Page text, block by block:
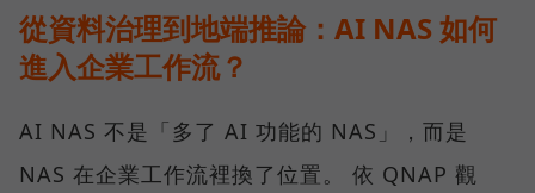
從資料治理到地端推論：AI NAS 如何
進入企業工作流？
AI NAS 不是「多了 AI 功能的 NAS」，而是
NAS 在企業工作流裡換了位置。 依 QNAP 觀